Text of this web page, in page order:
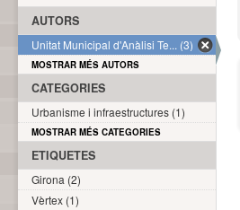
AUTORS
Unitat Municipal d'Anàlisi Te... (3)
MOSTRAR MÉS AUTORS
CATEGORIES
Urbanisme i infraestructures (1)
MOSTRAR MÉS CATEGORIES
ETIQUETES
Girona (2)
Vèrtex (1)